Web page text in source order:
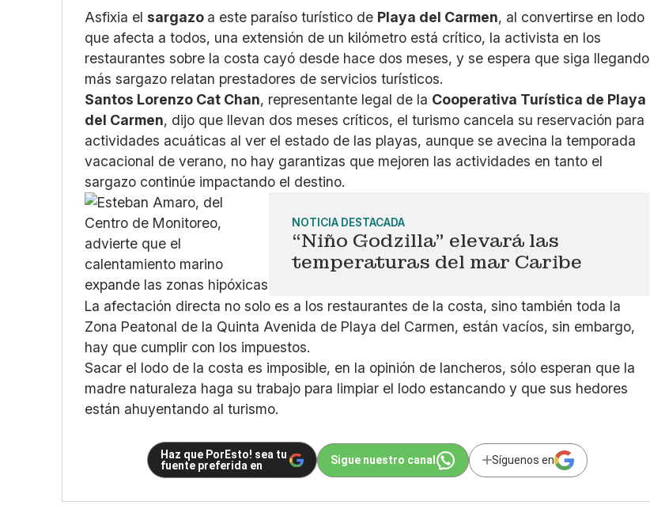
Asfixia el sargazo a este paraíso turístico de Playa del Carmen, al convertirse en lodo
que afecta a todos, una extensión de un kilómetro está crítico, la activista en los
restaurantes sobre la costa cayó desde hace dos meses, y se espera que siga llegando
más sargazo relatan prestadores de servicios turísticos.
Santos Lorenzo Cat Chan, representante legal de la Cooperativa Turística de Playa
del Carmen, dijo que llevan dos meses críticos, el turismo cancela su reservación para
actividades acuáticas al ver el estado de las playas, aunque se avecina la temporada
vacacional de verano, no hay garantizas que mejoren las actividades en tanto el
sargazo continúe impactando el destino.
NOTICIA DESTACADA
“Niño Godzilla” elevará las
temperaturas del mar Caribe
La afectación directa no solo es a los restaurantes de la costa, sino también toda la
Zona Peatonal de la Quinta Avenida de Playa del Carmen, están vacíos, sin embargo,
hay que cumplir con los impuestos.
Sacar el lodo de la costa es imposible, en la opinión de lancheros, sólo esperan que la
madre naturaleza haga su trabajo para limpiar el lodo estancando y que sus hedores
están ahuyentando al turismo.
Haz que PorEsto! sea tu
fuente preferida en
Sigue nuestro canal Síguenos en